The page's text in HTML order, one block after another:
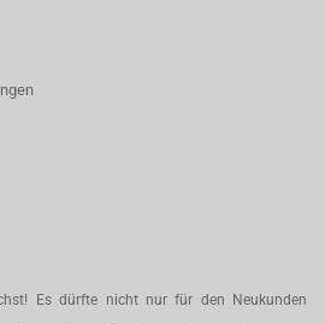
Es dürfte nicht nur für den Neukunden